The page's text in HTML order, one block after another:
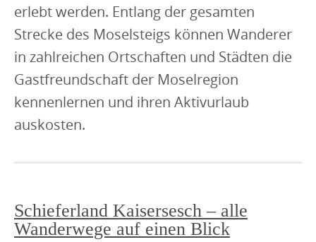
erlebt werden. Entlang der gesamten
Strecke des Moselsteigs können Wanderer
in zahlreichen Ortschaften und Städten die
Gastfreundschaft der Moselregion
kennenlernen und ihren Aktivurlaub
auskosten.
Schieferland Kaisersesch – alle
Wanderwege auf einen Blick